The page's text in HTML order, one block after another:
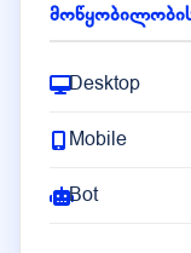
Washington
Desktop
Mobile
Bot